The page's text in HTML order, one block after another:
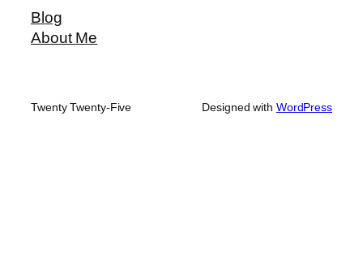
Blog
About Me
Twenty Twenty-Five Designed with WordPress